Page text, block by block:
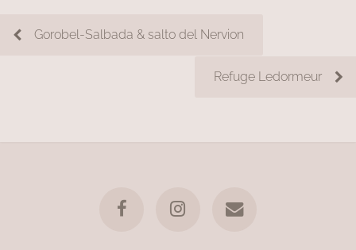
Gorobel-Salbada & salto del Nervion
Refuge Ledormeur